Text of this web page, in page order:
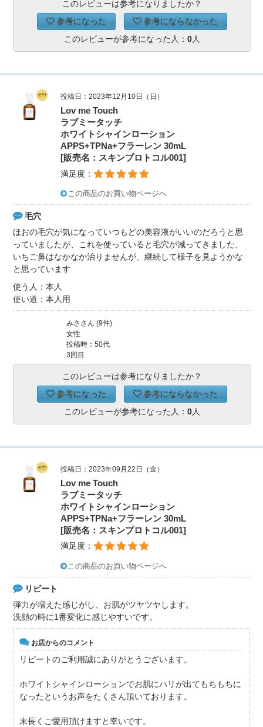
このレビューは参考になりましたか？
参考になった
参考にならなかった
このレビューが参考になった人： 0人
投稿日：2023年12月10日（日）
Lov me Touch
ラブミータッチ
ホワイトシャインローション
APPS+TPNa+フラーレン 30mL
[販売名：スキンプロトコル001]
満足度：
この商品のお買い物ページへ
毛穴
ほおの毛穴が気になっていつもどの美容液がいいのだろうと思
っていましたが、これを使っていると毛穴が減ってきました、
いちご鼻はなかなか治りませんが、継続して様子を見ようかな
と思っています
使う人：本人
使い道：本人用
みささん (9件)
女性
投稿時：50代
3回目
このレビューは参考になりましたか？
参考になった
参考にならなかった
このレビューが参考になった人： 0人
投稿日：2023年09月22日（金）
Lov me Touch
ラブミータッチ
ホワイトシャインローション
APPS+TPNa+フラーレン 30mL
[販売名：スキンプロトコル001]
満足度：
この商品のお買い物ページへ
リピート
弾力が増えた感じがし、お肌がツヤツヤします。
洗顔の時に1番変化に感じやすいです。
お店からのコメント
リピートのご利用誠にありがとうございます。
ホワイトシャインローションでお肌にハリが出てもちもちに
なったというお声をたくさん頂いております。
末長くご愛用頂けますと幸いです。